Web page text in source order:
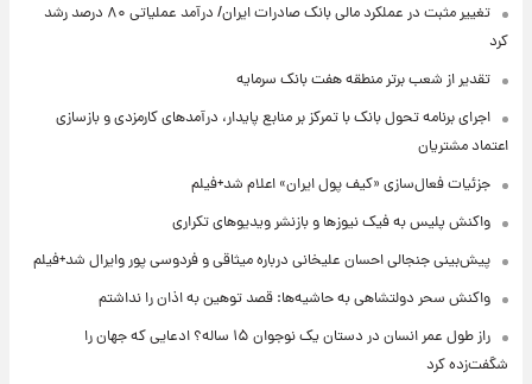
تغییر مثبت در عملکرد مالی بانک صادرات ایران/ درآمد عملیاتی ۸۰ درصد رشد
کرد
تقدیر از شعب برتر منطقه هفت بانک سرمایه
اجرای برنامه تحول بانک با تمرکز بر منابع پایدار، درآمدهای کارمزدی و بازسازی
اعتماد مشتریان
جزئیات فعال‌سازی «کیف پول ایران» اعلام شد+فیلم
واکنش پلیس به فیک نیوزها و بازنشر ویدیوهای تکراری
پیش‌بینی جنجالی احسان علیخانی درباره میثاقی و فردوسی پور وایرال شد+فیلم
واکنش سحر دولتشاهی به حاشیه‌ها: قصد توهین به اذان را نداشتم
راز طول عمر انسان در دستان یک نوجوان ۱۵ ساله؟ ادعایی که جهان را
شگفت‌زده کرد